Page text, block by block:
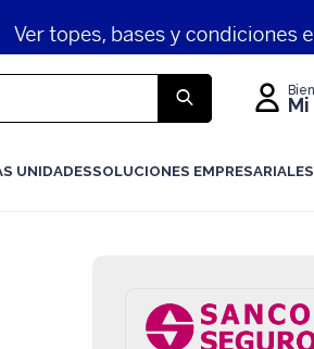
UNIDADESSOLUCIONES EMPRESARIALES